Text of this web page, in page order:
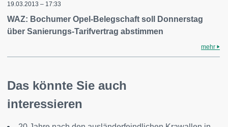
19.03.2013 – 17:33
WAZ: Bochumer Opel-Belegschaft soll Donnerstag
über Sanierungs-Tarifvertrag abstimmen
mehr
Das könnte Sie auch
interessieren